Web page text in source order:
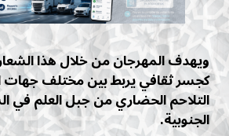
ويهدف المهرجان من خلال هذا
كجسر ثقافي يربط بين مختلف جهات
التلاحم الحضاري من جبل العلم في
الجنوبية.